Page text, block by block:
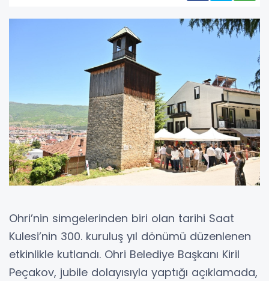
Ohri’nin simgelerinden biri olan tarihi Saat
Kulesi’nin 300. kuruluş yıl dönümü düzenlenen
etkinlikle kutlandı. Ohri Belediye Başkanı Kiril
Peçakov, jubile dolayısıyla yaptığı açıklamada,